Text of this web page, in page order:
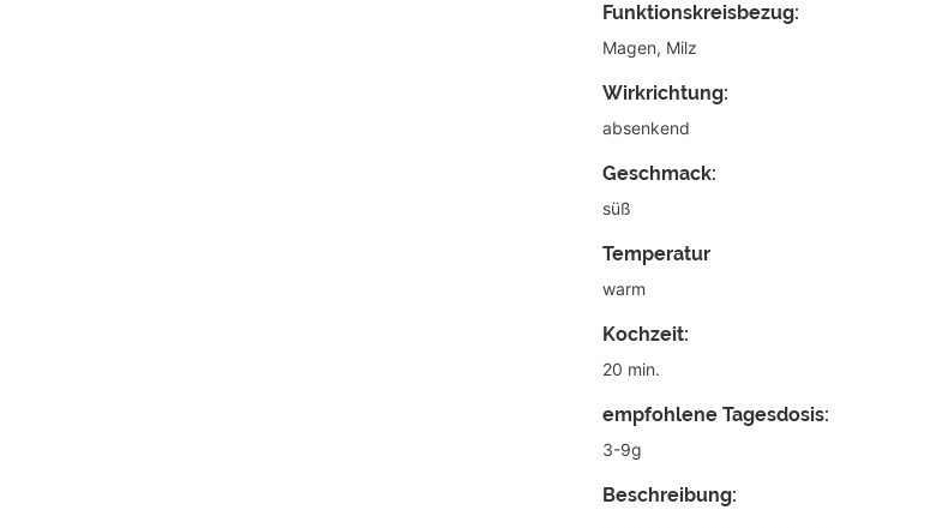
Funktionskreisbezug:
Magen, Milz
Wirkrichtung:
absenkend
Geschmack:
süß
Temperatur
warm
Kochzeit:
20 min.
empfohlene Tagesdosis:
3-9g
Beschreibung: